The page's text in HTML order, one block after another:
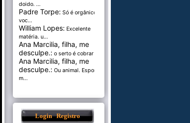
doido. ...
Padre Torpe: Só é orgânico se
voc...
William Lopes: Excelente
matéria. u...
Ana Marcilia, filha, me
desculpe.: o serto é cobrar pel...
Ana Marcilia, filha, me
desculpe.: Ou animal. Esponja
m...
Login Registro